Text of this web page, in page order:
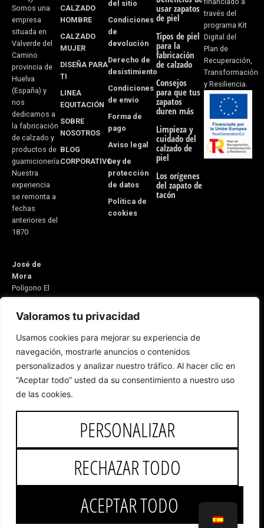
Valoramos tu privacidad
Usamos cookies para mejorar su experiencia de
navegación, mostrarle anuncios o contenidos
personalizados y analizar nuestro tráfico. Al hacer clic en
“Aceptar todo” usted da su consentimiento a nuestro uso
de las cookies.
PERSONALIZAR
RECHAZAR TODO
ACEPTAR TODO
o
k
-
f
r
a
m
Somos una
empresa
situada en
Valverde del
Camino
provincia de
Huelva
(España) y
nos
dedicamos a
la fabricación
de calzado y
productos de
guarnicionería.
Nuestra
experiencia
se remonta a
fechas
anteriores del
1870
José de
Mora
Polígono El
Monete Nave
31
21600
Valverde del
Camino
Huelva,
España
Email:
Atención al
CALZADO
HOMBRE
CALZADO
MUJER
DISEÑA PARA
TI
LINEA
EQUITACIÓN
SOBRE
NOSOTROS
BLOG
CORPORATIVO
del sitio
Condiciones
de
devolución
Derecho de
desistimiento
Condiciones
de envío
Forma de
pago
Aviso legal
Ley de
protección
de datos
Política de
cookies
usar zapatos
de piel
Tipos de piel
para la
fabricación
de calzado
Consejos
para que tus
zapatos
duren más
Limpieza y
cuidado del
calzado de
piel
Los orígenes
del zapato de
tacón
través del
programa Kit
Digital del
Plan de
Recuperación,
Transformación
y Resiliencia.
Copyright © 2025 José de Mora
Desarrollo web, hosting y SEO
por Onlinehuelva S.C